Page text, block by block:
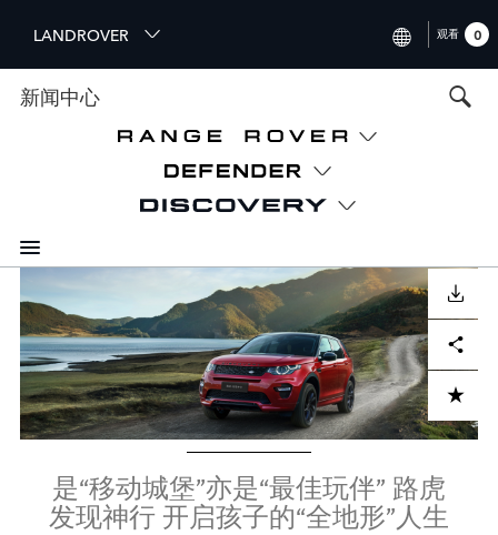
i
p
n
c
o
n
e
n
LANDROVER
FRANCE (FRANÇAIS)
SPAIN (ESPAÑOL)
ITALY (ITALIANO)
观看 0
新闻中心
Image
下载
ADD TO CART
Facebook
X LinkedInShare
是“移动城堡”亦是“最佳玩伴” 路虎
发现神行 开启孩子的“全地形”人生